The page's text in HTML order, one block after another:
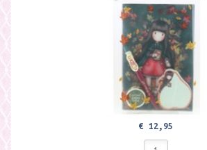
€ 12,95